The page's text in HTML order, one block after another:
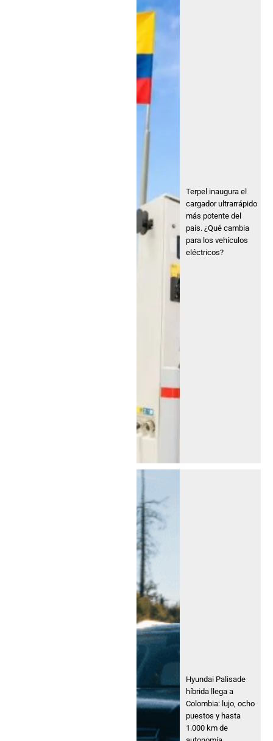
Terpel inaugura el
cargador ultrarrápido
más potente del
país. ¿Qué cambia
para los vehículos
eléctricos?
Hyundai Palisade
híbrida llega a
Colombia: lujo, ocho
puestos y hasta
1.000 km de